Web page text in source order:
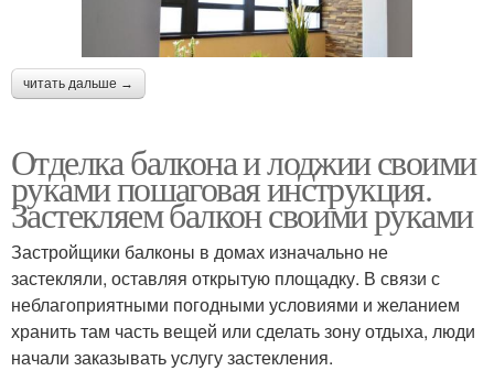
читать дальше →
Отделка балкона и лоджии своими
руками пошаговая инструкция.
Застекляем балкон своими руками
Застройщики балконы в домах изначально не
застекляли, оставляя открытую площадку. В связи с
неблагоприятными погодными условиями и желанием
хранить там часть вещей или сделать зону отдыха, люди
начали заказывать услугу застекления.